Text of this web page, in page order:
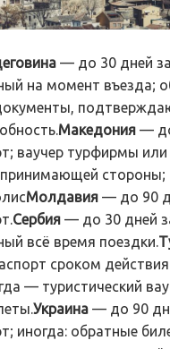
— до 30 дней
на момент въезда;
Македония —
ваучер турфирмы или
принимающей стороны;
Молдавия — до 90
Сербия — до 30 дней
всё время поездки.
сроком
— туристический
Украина — до 90
иногда: обратные